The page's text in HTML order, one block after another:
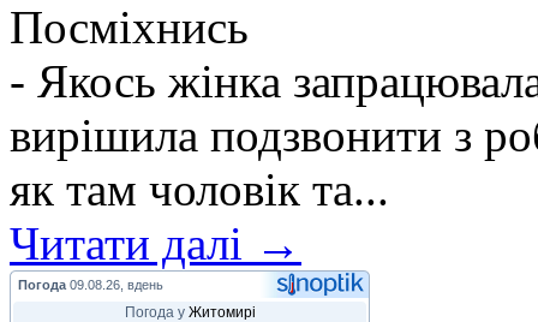
Посміхнись
- Якось жінка
вирішила подзвонити з
як там чоловік та...
Читати далі →
Погода 09.08.26, вдень
Погода у Житомирі